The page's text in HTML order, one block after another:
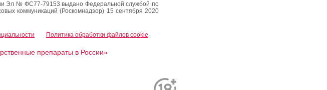
Эл № ФС77-79153 выдано Федеральной службой по
коммуникаций (Роскомнадзор) 15 сентября 2020
Политика обработки файлов cookie
препараты в России»